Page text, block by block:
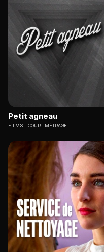
Petit agneau
FILMS COURT-MÉTRAGE